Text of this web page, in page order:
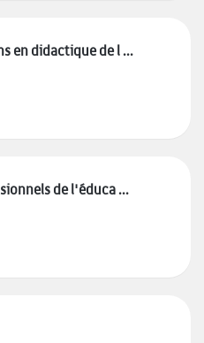
en didactique de l ...
de l'éduca ...